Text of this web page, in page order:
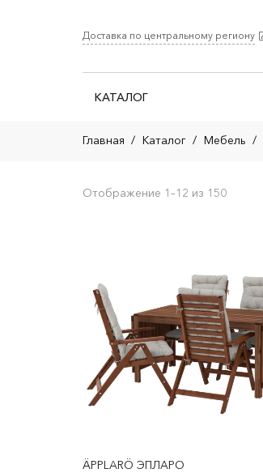
Доставка по центральному региону
КАТАЛОГ
Главная / Каталог / Мебель /
Отображение 1–12 из 150
ÄPPLARÖ ЭПЛАРО